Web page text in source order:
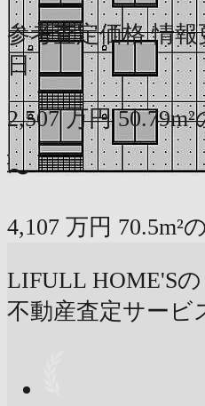
参考査定価格 情報
日
2,507 万円
〜
4,107 万円 70.5m²
LIFULL HOME'Sの
不動産査定サービ